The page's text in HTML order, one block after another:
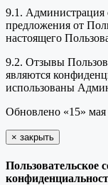
9.1. Администрация
предложения от
настоящего
9.2. Отзывы
являются
использованы
Обновлено «15» мая
× закрыть
Пользовательское